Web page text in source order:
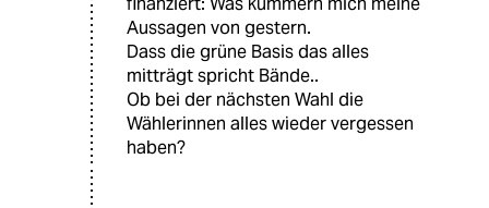
Aussagen von gestern.
Dass die grüne Basis das alles
mitträgt spricht Bände..
Ob bei der nächsten Wahl die
Wählerinnen alles wieder vergessen
haben?